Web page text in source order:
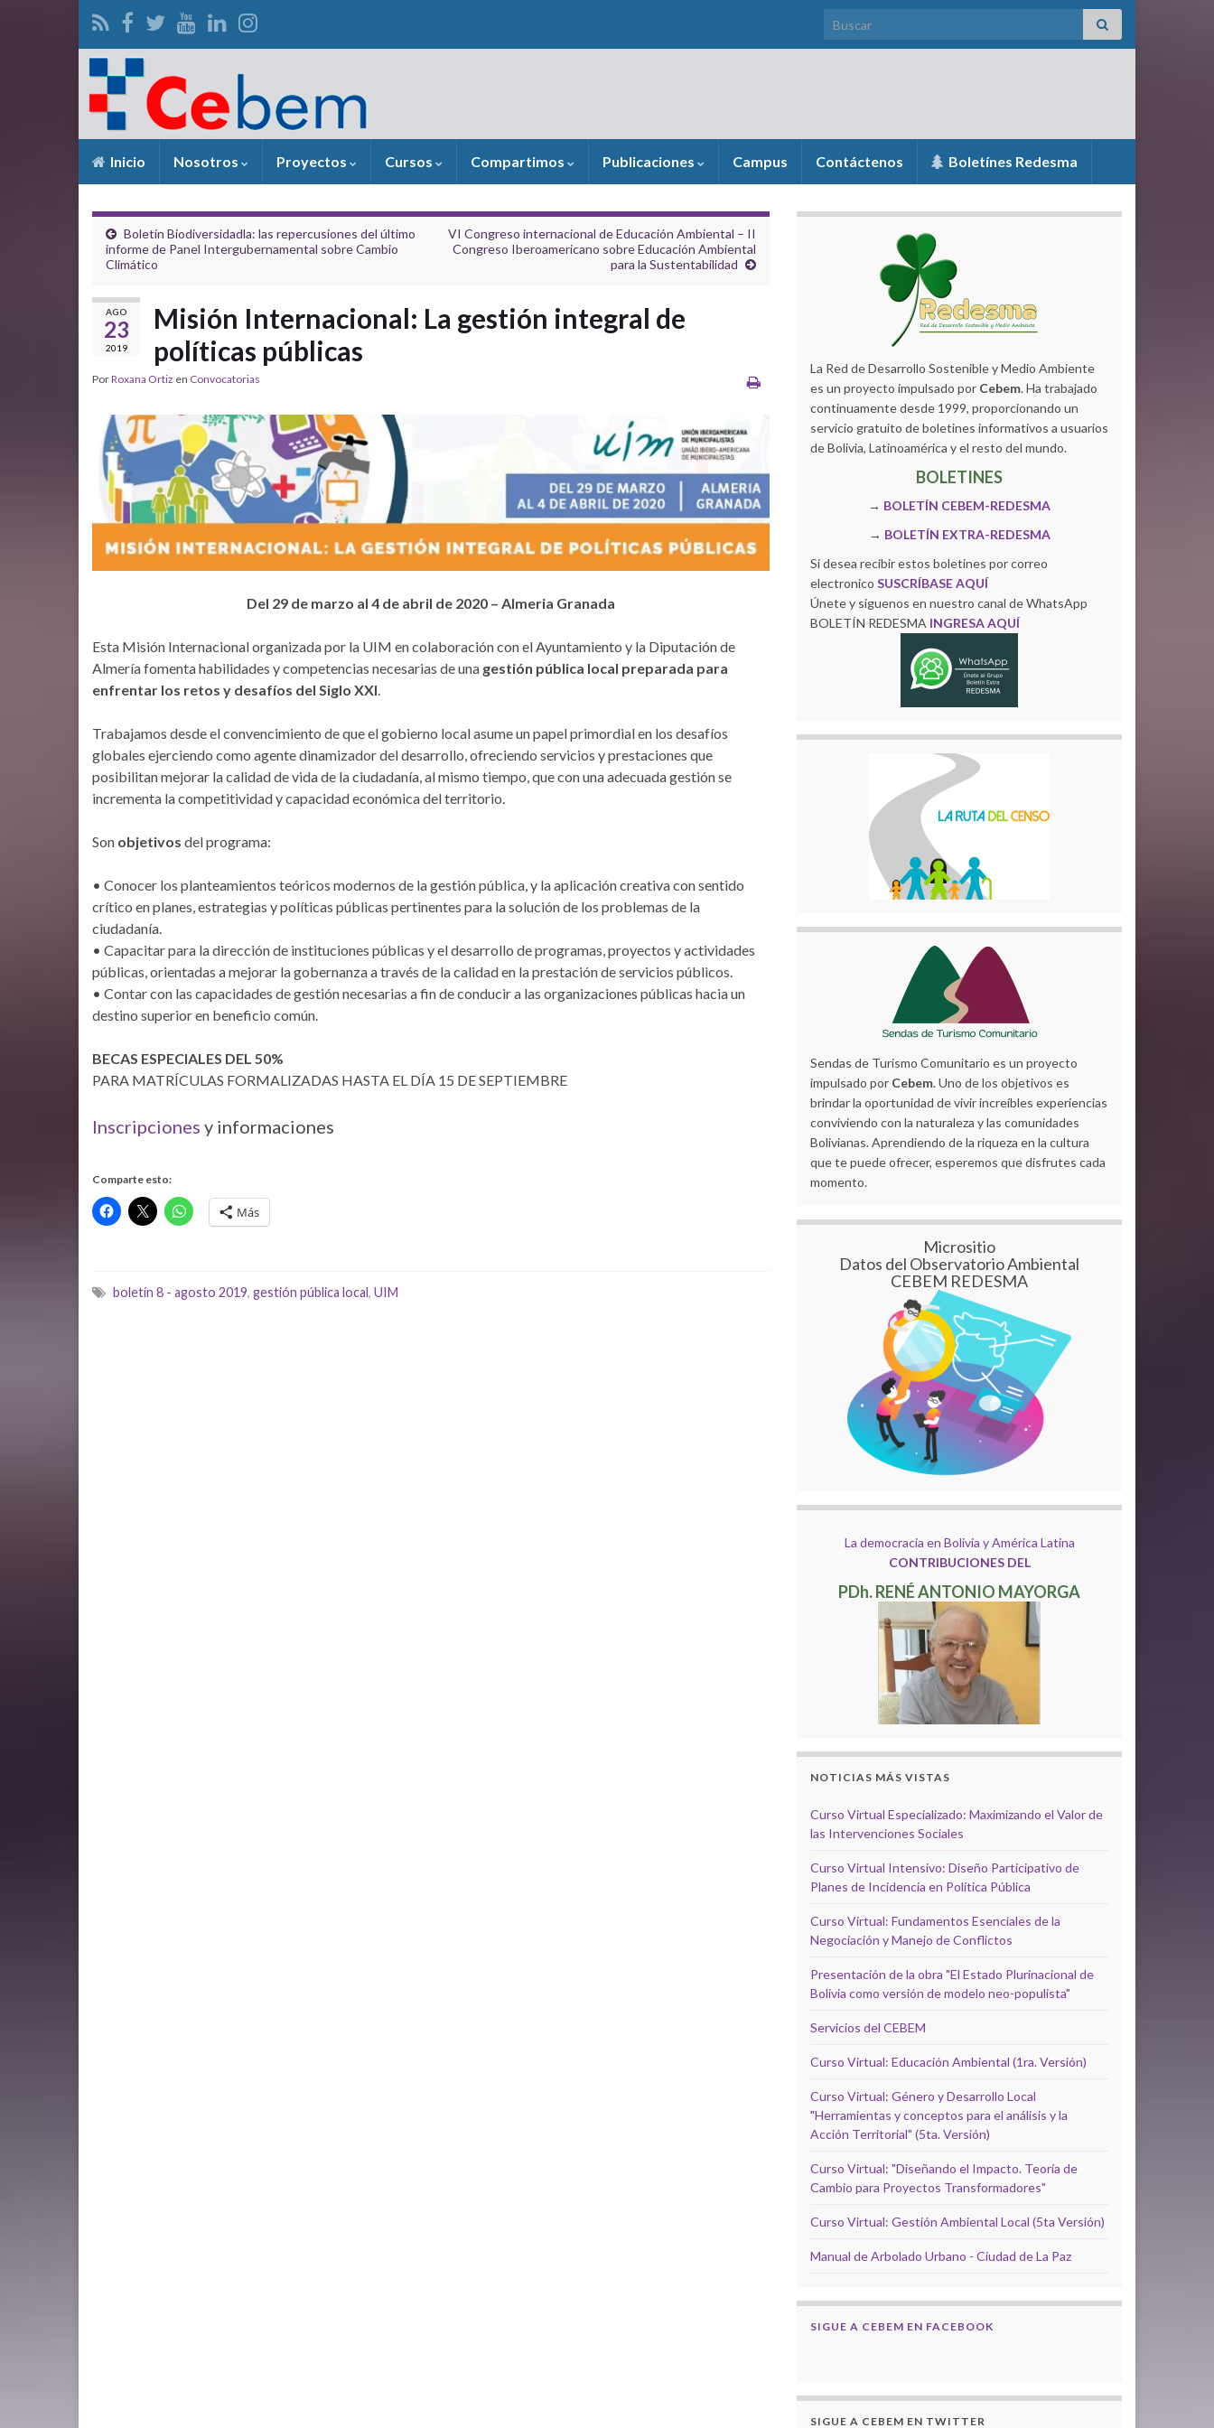
Search for:
Inicio Nosotros Proyectos Cursos Compartimos Publicaciones Campus Contáctenos Boletínes Redesma
Boletín Biodiversidadla: las repercusiones del último
informe de Panel Intergubernamental sobre Cambio
Climático
VI Congreso internacional de Educación Ambiental – II
Congreso Iberoamericano sobre Educación Ambiental
para la Sustentabilidad
AGO
23
2019
Misión Internacional: La gestión integral de
políticas públicas
PorRoxana Ortiz en Convocatorias
Del 29 de marzo al 4 de abril de 2020 – Almeria Granada
Esta Misión Internacional organizada por la UIM en colaboración con el Ayuntamiento y la Diputación de
Almería fomenta habilidades y competencias necesarias de una gestión pública local preparada para
enfrentar los retos y desafíos del Siglo XXI.
Trabajamos desde el convencimiento de que el gobierno local asume un papel primordial en los desafíos
globales ejerciendo como agente dinamizador del desarrollo, ofreciendo servicios y prestaciones que
posibilitan mejorar la calidad de vida de la ciudadanía, al mismo tiempo, que con una adecuada gestión se
incrementa la competitividad y capacidad económica del territorio.
Son objetivos del programa:
• Conocer los planteamientos teóricos modernos de la gestión pública, y la aplicación creativa con sentido
crítico en planes, estrategias y políticas públicas pertinentes para la solución de los problemas de la
ciudadanía.
• Capacitar para la dirección de instituciones públicas y el desarrollo de programas, proyectos y actividades
públicas, orientadas a mejorar la gobernanza a través de la calidad en la prestación de servicios públicos.
• Contar con las capacidades de gestión necesarias a fin de conducir a las organizaciones públicas hacia un
destino superior en beneficio común.
BECAS ESPECIALES DEL 50%
PARA MATRÍCULAS FORMALIZADAS HASTA EL DÍA 15 DE SEPTIEMBRE
Inscripciones y informaciones
Comparte esto:
Más
boletín 8 - agosto 2019, gestión pública local, UIM
La Red de Desarrollo Sostenible y Medio Ambiente
es un proyecto impulsado por Cebem. Ha trabajado
continuamente desde 1999, proporcionando un
servicio gratuito de boletines informativos a usuarios
de Bolivia, Latinoamérica y el resto del mundo.
BOLETINES
→ BOLETÍN CEBEM-REDESMA
→ BOLETÍN EXTRA-REDESMA
Si desea recibir estos boletines por correo
electronico SUSCRÍBASE AQUÍ
Únete y siguenos en nuestro canal de WhatsApp
BOLETÍN REDESMA INGRESA AQUÍ
Sendas de Turismo Comunitario es un proyecto
impulsado por Cebem. Uno de los objetivos es
brindar la oportunidad de vivir increíbles experiencias
conviviendo con la naturaleza y las comunidades
Bolivianas. Aprendiendo de la riqueza en la cultura
que te puede ofrecer, esperemos que disfrutes cada
momento.
Micrositio
Datos del Observatorio Ambiental
CEBEM REDESMA
La democracia en Bolivia y América Latina
CONTRIBUCIONES DEL
PDh. RENÉ ANTONIO MAYORGA
NOTICIAS MÁS VISTAS
Curso Virtual Especializado: Maximizando el Valor de
las Intervenciones Sociales
Curso Virtual Intensivo: Diseño Participativo de
Planes de Incidencia en Política Pública
Curso Virtual: Fundamentos Esenciales de la
Negociación y Manejo de Conflictos
Presentación de la obra "El Estado Plurinacional de
Bolivia como versión de modelo neo-populista"
Servicios del CEBEM
Curso Virtual: Educación Ambiental (1ra. Versión)
Curso Virtual: Género y Desarrollo Local
"Herramientas y conceptos para el análisis y la
Acción Territorial" (5ta. Versión)
Curso Virtual: "Diseñando el Impacto. Teoría de
Cambio para Proyectos Transformadores"
Curso Virtual: Gestión Ambiental Local (5ta Versión)
Manual de Arbolado Urbano - Ciudad de La Paz
SIGUE A CEBEM EN FACEBOOK
SIGUE A CEBEM EN TWITTER